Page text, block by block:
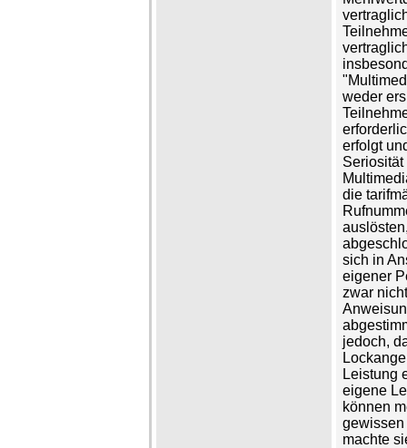
weder
erfolgt
die
sich in
eigener
zwar
jedoch,
Leistung
eigene
können
gewissen
machte